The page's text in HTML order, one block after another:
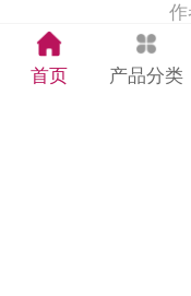
作
首页 产品分类